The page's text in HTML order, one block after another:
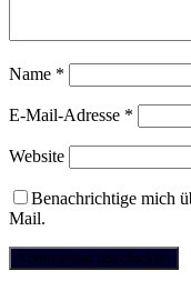
Name *
E-Mail-Adresse *
Website
Benachrichtige mich
Mail.